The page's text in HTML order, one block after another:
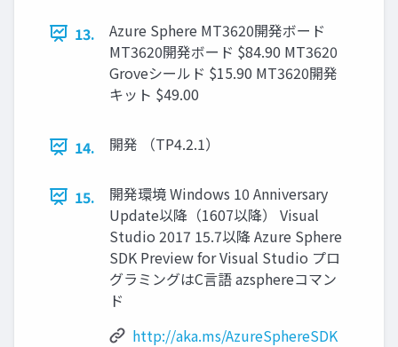
13.
Azure Sphere MT3620開発ボード
MT3620開発ボード $84.90 MT3620
Groveシールド $15.90 MT3620開発
キット $49.00
14. 開発 （TP4.2.1）
15.
開発環境 Windows 10 Anniversary
Update以降（1607以降） Visual
Studio 2017 15.7以降 Azure Sphere
SDK Preview for Visual Studio プロ
グラミングはC言語 azsphereコマン
ド
http://aka.ms/AzureSphereSDK